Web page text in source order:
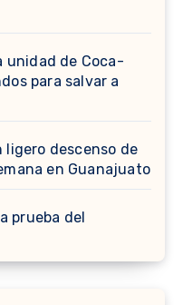
unidad de Coca-
para salvar a
ligero descenso de
en Guanajuato
prueba del